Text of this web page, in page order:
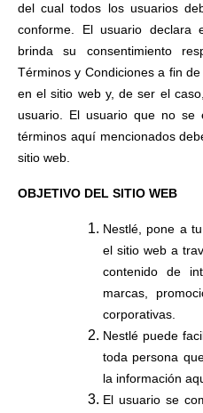
del cual todos los usuarios
conforme. El usuario declara
brinda su consentimiento
Términos y Condiciones a fin
en el sitio web y, de ser el
usuario.
El usuario que no se
términos aquí mencionados
sitio web.
OBJETIVO DEL SITIO WEB
Nestlé, pone a
el sitio web a
contenido de
marcas,
corporativas.
Nestlé puede
toda persona
la información
El usuario se